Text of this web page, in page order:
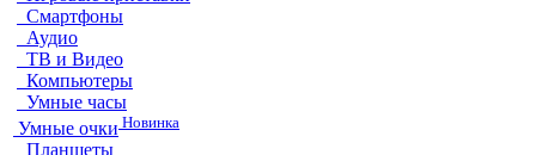
Смартфоны
Аудио
ТВ и Видео
Компьютеры
Умные часы
Умные очки Новинка
Планшеты